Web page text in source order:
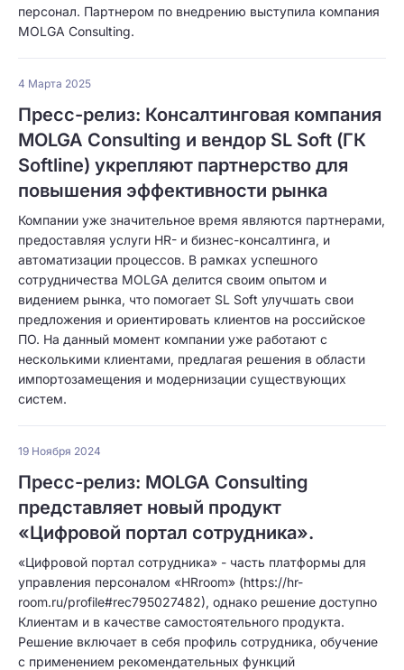
персонал. Партнером по внедрению выступила компания
MOLGA Consulting.
4 Марта 2025
Пресс-релиз: Консалтинговая компания
MOLGA Consulting и вендор SL Soft (ГК
Softline) укрепляют партнерство для
повышения эффективности рынка
Компании уже значительное время являются партнерами,
предоставляя услуги HR- и бизнес-консалтинга, и
автоматизации процессов. В рамках успешного
сотрудничества MOLGA делится своим опытом и
видением рынка, что помогает SL Soft улучшать свои
предложения и ориентировать клиентов на российское
ПО. На данный момент компании уже работают с
несколькими клиентами, предлагая решения в области
импортозамещения и модернизации существующих
систем.
19 Ноября 2024
Пресс-релиз: МOLGA Consulting
представляет новый продукт
«Цифровой портал сотрудника».
«Цифровой портал сотрудника» - часть платформы для
управления персоналом «HRroom» (https://hr-
room.ru/profile#rec795027482), однако решение доступно
Клиентам и в качестве самостоятельного продукта.
Решение включает в себя профиль сотрудника, обучение
с применением рекомендательных функций